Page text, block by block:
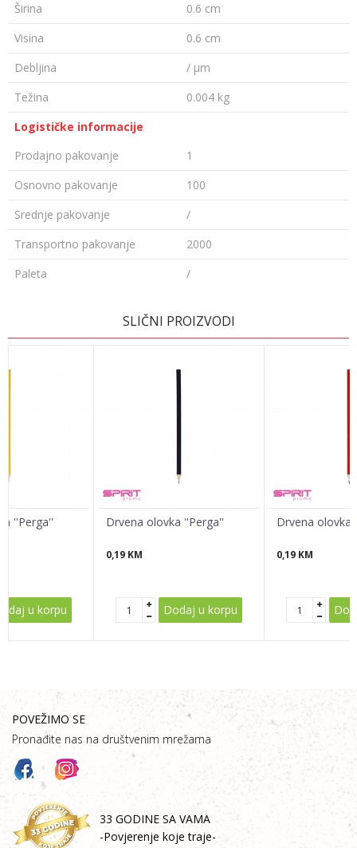
Širina
0.6 cm
Visina
0.6 cm
Debljina
/ µm
Težina
0.004 kg
Logističke informacije
Prodajno pakovanje
1
Osnovno pakovanje
100
Srednje pakovanje
/
Transportno pakovanje
2000
Paleta
/
SLIČNI PROIZVODI
''Perga''
u korpu
Drvena olovka ''Perga''
0,19 KM
Dodaj u korpu
Drvena olovka
0,19 KM
POVEŽIMO SE
Pronađite nas na društvenim mrežama
33 GODINE SA VAMA
-Povjerenje koje traje-